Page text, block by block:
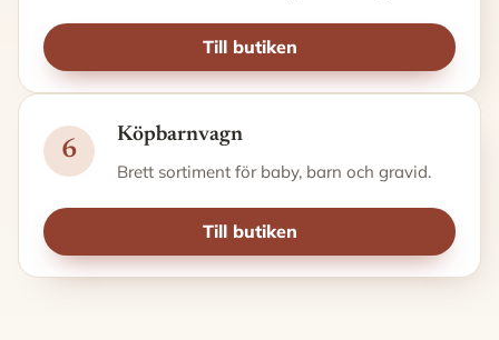
Till butiken
6
Köpbarnvagn
Brett sortiment för baby, barn och gravid.
Till butiken